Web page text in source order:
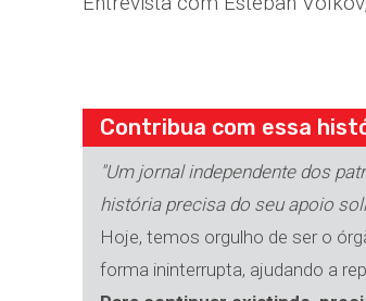
Contribua com essa
"Um jornal independente dos
história precisa do seu apoio
Hoje, temos orgulho de ser o
forma ininterrupta, ajudando a